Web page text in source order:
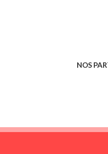
NOS